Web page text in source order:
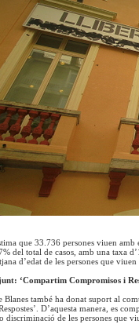
que 33.736 persones viuen
del total de casos, amb una taxa
d’edat de les persones que
‘Compartim Compromisos i
Blanes també ha donat suport al
D’aquesta manera, es
discriminació de les persones que